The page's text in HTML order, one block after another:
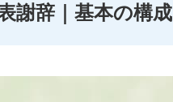
謝辞｜基本の構成